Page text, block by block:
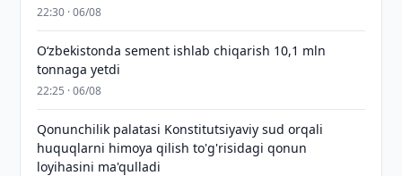
22:30 · 06/08
O‘zbekistonda sement ishlab chiqarish 10,1 mln
tonnaga yetdi
22:25 · 06/08
Qonunchilik palatasi Konstitutsiyaviy sud orqali
huquqlarni himoya qilish to'g'risidagi qonun
loyihasini ma'qulladi